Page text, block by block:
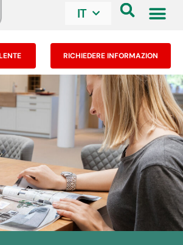
IT
RICHIEDERE INFORMAZION